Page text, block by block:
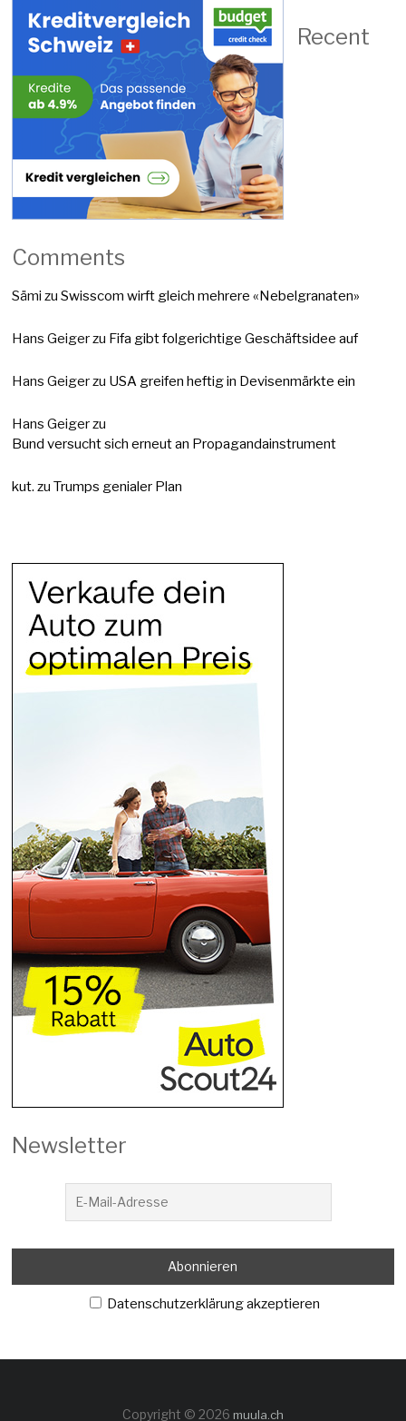
Recent
Comments
Sämi zuSwisscom wirft gleich mehrere «Nebelgranaten»
Hans Geigerzu Fifa gibt folgerichtige Geschäftsidee auf
Hans Geigerzu USA greifen heftig in Devisenmärkte ein
Hans Geigerzu
Bund versucht sich erneut an Propagandainstrument
kut. zuTrumps genialer Plan
Newsletter
Datenschutzerklärung akzeptieren
Copyright © 2026 muula.ch